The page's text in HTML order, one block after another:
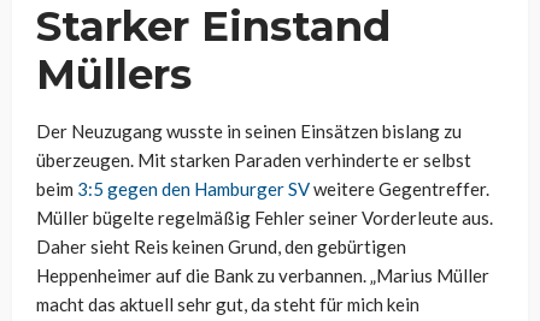
Starker Einstand
Müllers
Der Neuzugang wusste in seinen Einsätzen bislang zu
überzeugen. Mit starken Paraden verhinderte er selbst
beim 3:5 gegen den Hamburger SVweitere Gegentreffer.
Müller bügelte regelmäßig Fehler seiner Vorderleute aus.
Daher sieht Reis keinen Grund, den gebürtigen
Heppenheimer auf die Bank zu verbannen. „Marius Müller
macht das aktuell sehr gut, da steht für mich kein